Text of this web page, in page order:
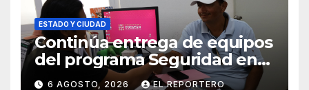
ESTADO Y CIUDAD
Continúa entrega de equipos
del programa Seguridad en
el Mar
6 AGOSTO, 2026 EL REPORTERO